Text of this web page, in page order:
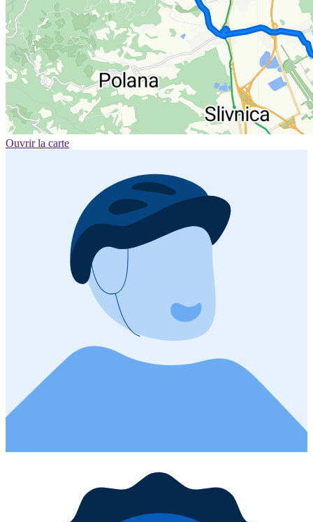
Ouvrir la carte